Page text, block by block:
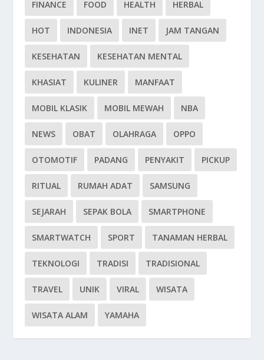
FINANCE FOOD HEALTH HERBAL
HOT INDONESIA INET JAM TANGAN
KESEHATAN KESEHATAN MENTAL
KHASIAT KULINER MANFAAT
MOBIL KLASIK MOBIL MEWAH NBA
NEWS OBAT OLAHRAGA OPPO
OTOMOTIF PADANG PENYAKIT PICKUP
RITUAL RUMAH ADAT SAMSUNG
SEJARAH SEPAK BOLA SMARTPHONE
SMARTWATCH SPORT TANAMAN HERBAL
TEKNOLOGI TRADISI TRADISIONAL
TRAVEL UNIK VIRAL WISATA
WISATA ALAM YAMAHA